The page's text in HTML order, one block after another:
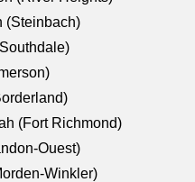
(Steinbach)
(Fort Richmond)
Ouest)
Winkler)